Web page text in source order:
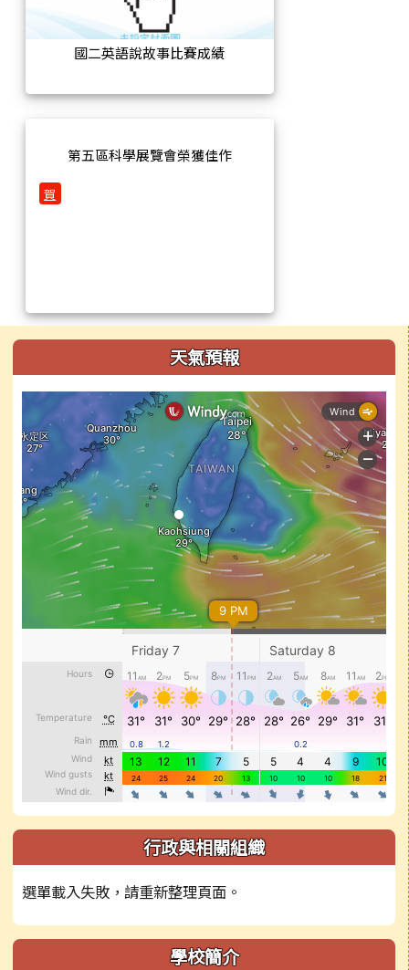
國二英語說故事比賽成績
第五區科學展覽會榮獲佳作
賀
左邊區域內容 天氣預報
行政與相關組織
選單載入失敗，請重新整理頁面。
學校簡介